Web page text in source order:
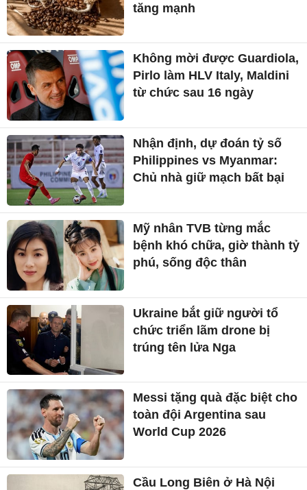
tăng mạnh
Không mời được Guardiola,
Pirlo làm HLV Italy, Maldini
từ chức sau 16 ngày
Nhận định, dự đoán tỷ số
Philippines vs Myanmar:
Chủ nhà giữ mạch bất bại
Mỹ nhân TVB từng mắc
bệnh khó chữa, giờ thành tỷ
phú, sống độc thân
Ukraine bắt giữ người tổ
chức triển lãm drone bị
trúng tên lửa Nga
Messi tặng quà đặc biệt cho
toàn đội Argentina sau
World Cup 2026
Cầu Long Biên ở Hà Nội